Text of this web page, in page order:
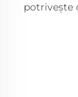
potrivește